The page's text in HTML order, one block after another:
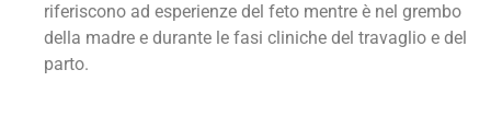
riferiscono ad esperienze del feto mentre è nel grembo
della madre e durante le fasi cliniche del travaglio e del
parto.